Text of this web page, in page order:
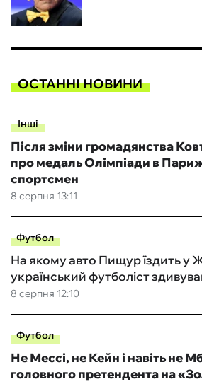
ОСТАННІ НОВИНИ
Інші
8 серпня 13:11
Після зміни громадянства
про медаль Олімпіади в
спортсмен
Футбол
8 серпня 12:10
На якому авто Пищур їздить у
український футболіст
Футбол
Не Мессі, не Кейн і навіть не
головного претендента на